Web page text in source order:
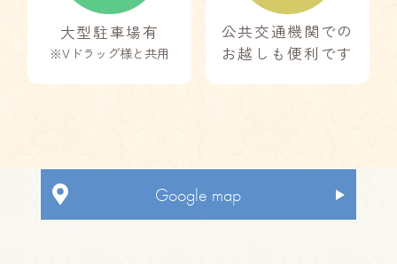
大型駐車場有
※Vドラッグ様と共用
公共交通機関での
お越しも便利です
Google map